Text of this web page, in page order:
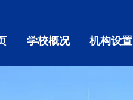
学校概况 机构设置